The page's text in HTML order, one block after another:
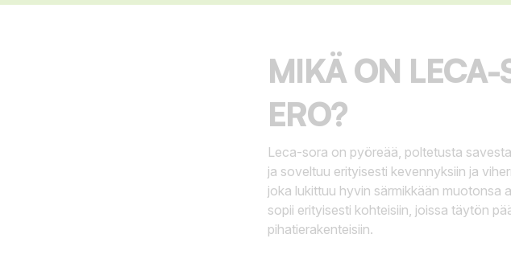
MIKÄ ON
ERO?
Leca-sora on pyöreää, poltetusta
ja soveltuu erityisesti kevennyksiin ja
joka lukittuu hyvin särmikkään muotonsa
sopii erityisesti kohteisiin, joissa täytön
pihatierakenteisiin.